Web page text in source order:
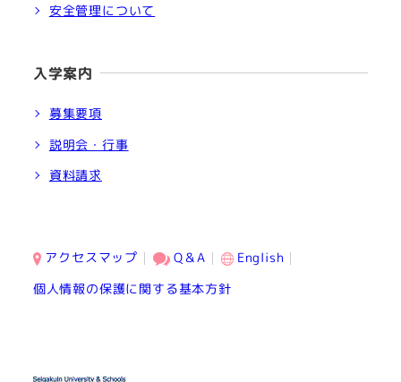
安全管理について
入学案内
募集要項
説明会・行事
資料請求
アクセスマップ Q＆A
English
個人情報の保護に関する基本方針